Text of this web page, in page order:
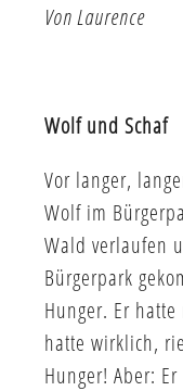
Von Laurence
Wolf und Schaf
Vor langer,
Wolf im
Wald verlaufen
Bürgerpark
Hunger. Er
hatte wirklich,
Hunger! Aber: